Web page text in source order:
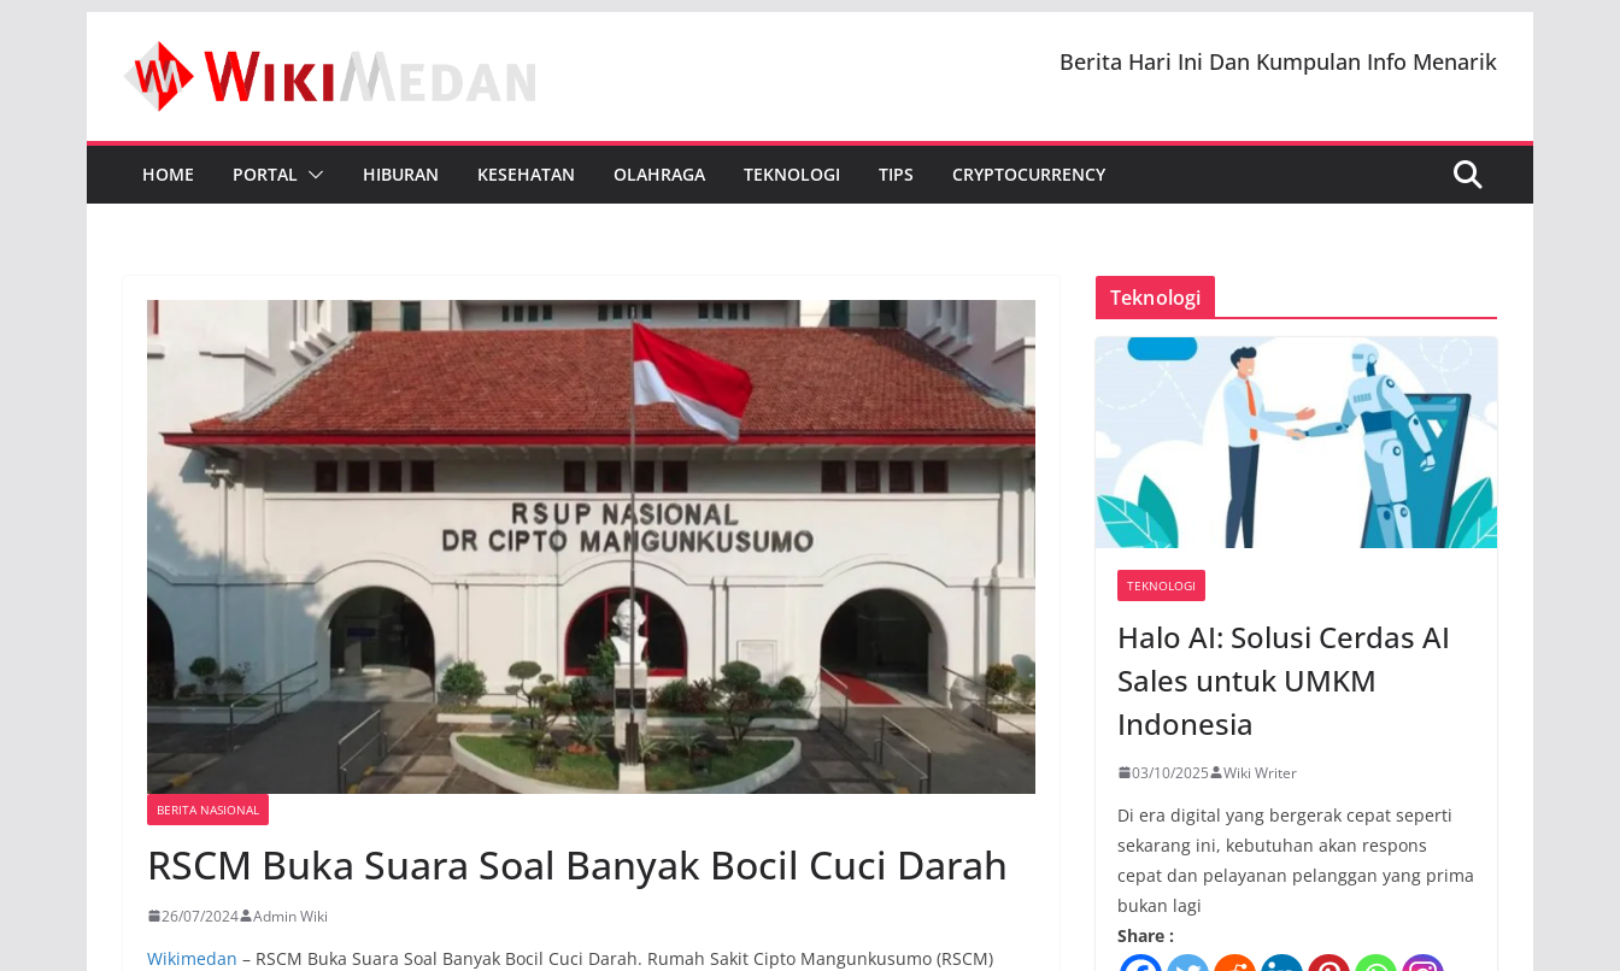
content
Berita Hari Ini Dan Kumpulan Info Menarik
HOME PORTAL HIBURAN KESEHATAN OLAHRAGA TEKNOLOGI TIPS CRYPTOCURRENCY
BERITA NASIONAL
RSCM Buka Suara Soal Banyak Bocil Cuci Darah
26/07/2024 Admin Wiki
Wikimedan – RSCM Buka Suara Soal Banyak Bocil Cuci Darah. Rumah Sakit Cipto Mangunkusumo (RSCM)
Teknologi
TEKNOLOGI
Halo AI: Solusi Cerdas AI
Sales untuk UMKM
Indonesia
03/10/2025 Wiki Writer
Di era digital yang bergerak cepat seperti
sekarang ini, kebutuhan akan respons
cepat dan pelayanan pelanggan yang prima
bukan lagi
Share :